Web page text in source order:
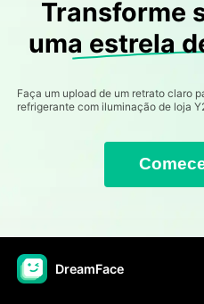
Transforme
uma estrela
Faça um upload de um retrato claro
refrigerante com iluminação de loja
DreamFace